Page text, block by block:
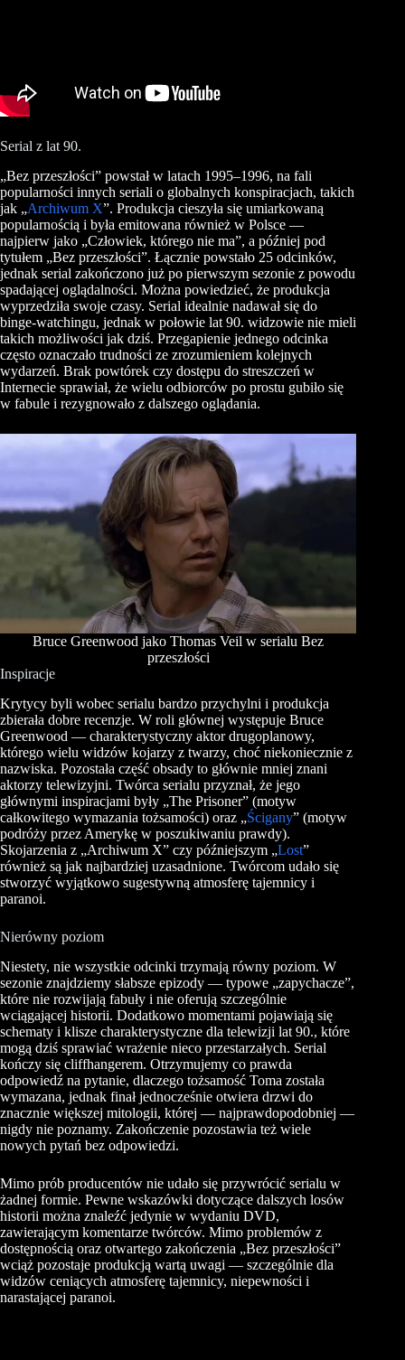
Serial z lat 90.
„Bez przeszłości” powstał w latach 1995–1996, na fali
popularności innych seriali o globalnych konspiracjach, takich
jak „Archiwum X”. Produkcja cieszyła się umiarkowaną
popularnością i była emitowana również w Polsce —
najpierw jako „Człowiek, którego nie ma”, a później pod
tytułem „Bez przeszłości”. Łącznie powstało 25 odcinków,
jednak serial zakończono już po pierwszym sezonie z powodu
spadającej oglądalności. Można powiedzieć, że produkcja
wyprzedziła swoje czasy. Serial idealnie nadawał się do
binge-watchingu, jednak w połowie lat 90. widzowie nie mieli
takich możliwości jak dziś. Przegapienie jednego odcinka
często oznaczało trudności ze zrozumieniem kolejnych
wydarzeń. Brak powtórek czy dostępu do streszczeń w
Internecie sprawiał, że wielu odbiorców po prostu gubiło się
w fabule i rezygnowało z dalszego oglądania.
Bruce Greenwood jako Thomas Veil w serialu Bez
przeszłości
Inspiracje
Krytycy byli wobec serialu bardzo przychylni i produkcja
zbierała dobre recenzje. W roli głównej występuje Bruce
Greenwood — charakterystyczny aktor drugoplanowy,
którego wielu widzów kojarzy z twarzy, choć niekoniecznie z
nazwiska. Pozostała część obsady to głównie mniej znani
aktorzy telewizyjni. Twórca serialu przyznał, że jego
głównymi inspiracjami były „The Prisoner” (motyw
całkowitego wymazania tożsamości) oraz „Ścigany” (motyw
podróży przez Amerykę w poszukiwaniu prawdy).
Skojarzenia z „Archiwum X” czy późniejszym „Lost”
również są jak najbardziej uzasadnione. Twórcom udało się
stworzyć wyjątkowo sugestywną atmosferę tajemnicy i
paranoi.
Nierówny poziom
Niestety, nie wszystkie odcinki trzymają równy poziom. W
sezonie znajdziemy słabsze epizody — typowe „zapychacze”,
które nie rozwijają fabuły i nie oferują szczególnie
wciągającej historii. Dodatkowo momentami pojawiają się
schematy i klisze charakterystyczne dla telewizji lat 90., które
mogą dziś sprawiać wrażenie nieco przestarzałych. Serial
kończy się cliffhangerem. Otrzymujemy co prawda
odpowiedź na pytanie, dlaczego tożsamość Toma została
wymazana, jednak finał jednocześnie otwiera drzwi do
znacznie większej mitologii, której — najprawdopodobniej —
nigdy nie poznamy. Zakończenie pozostawia też wiele
nowych pytań bez odpowiedzi.
Mimo prób producentów nie udało się przywrócić serialu w
żadnej formie. Pewne wskazówki dotyczące dalszych losów
historii można znaleźć jedynie w wydaniu DVD,
zawierającym komentarze twórców. Mimo problemów z
dostępnością oraz otwartego zakończenia „Bez przeszłości”
wciąż pozostaje produkcją wartą uwagi — szczególnie dla
widzów ceniących atmosferę tajemnicy, niepewności i
narastającej paranoi.